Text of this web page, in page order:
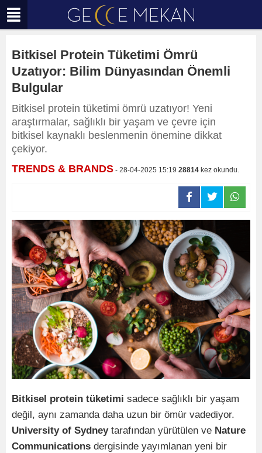
Bitkisel Protein Tüketimi Ömrü
Uzatıyor: Bilim Dünyasından Önemli
Bulgular
Bitkisel protein tüketimi ömrü uzatıyor! Yeni
araştırmalar, sağlıklı bir yaşam ve çevre için
bitkisel kaynaklı beslenmenin önemine dikkat
çekiyor.
TRENDS & BRANDS - 28-04-2025 15:19 28814 kez okundu.
Bitkisel protein tüketimi sadece sağlıklı bir yaşam
değil, aynı zamanda daha uzun bir ömür vadediyor.
University of Sydneytarafından yürütülen ve Nature
Communications dergisinde yayımlanan yeni bir